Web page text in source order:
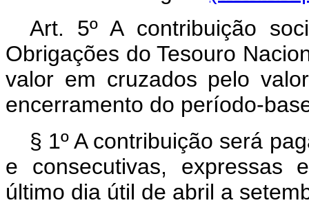
Art. 5º A contribuição
Obrigações do Tesouro
valor em cruzados pelo
encerramento do período-
§ 1º A contribuição será
e consecutivas, expressas
último dia útil de abril a